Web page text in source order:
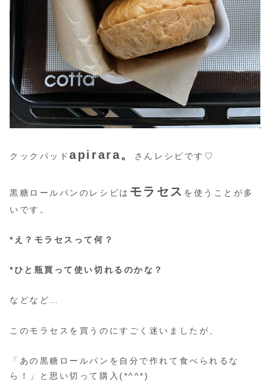
クックパッドapirara。 さんレシピです♡
黒糖ロールパンのレシピは モラセス を使うことが多
いです。
*え？モラセスって何？
*ひと瓶買って使い切れるのかな？
などなど…
このモラセスを買うのにすごく迷いましたが、
「あの黒糖ロールパンを自分で作れて食べられるな
ら！」と思い切って購入(*^^*)